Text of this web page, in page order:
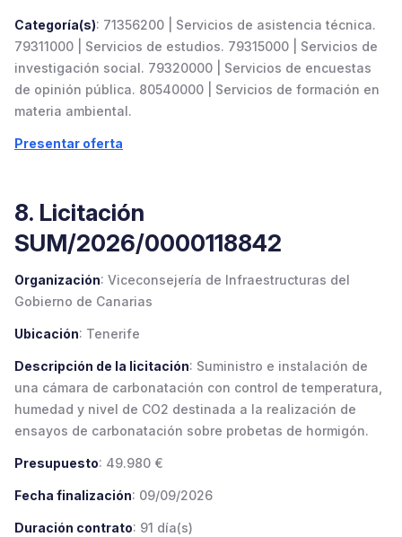
Categoría(s): 71356200 | Servicios de asistencia técnica.
79311000 | Servicios de estudios. 79315000 | Servicios de
investigación social. 79320000 | Servicios de encuestas
de opinión pública. 80540000 | Servicios de formación en
materia ambiental.
Presentar oferta
8. Licitación
SUM/2026/0000118842
Organización: Viceconsejería de Infraestructuras del
Gobierno de Canarias
Ubicación: Tenerife
Descripción de la licitación: Suministro e instalación de
una cámara de carbonatación con control de temperatura,
humedad y nivel de CO2 destinada a la realización de
ensayos de carbonatación sobre probetas de hormigón.
Presupuesto: 49.980 €
Fecha finalización: 09/09/2026
Duración contrato: 91 día(s)